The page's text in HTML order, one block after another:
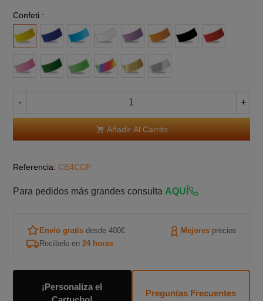
Confeti :
Amarillo
Azul
Azul
Claro
Blanco Morado Naranja Negro Rojo
Rosa Verde Verde MulticolorOro Plata
- +
Añadir Al Carrito
Referencia: CE4CCP
Para pedidos más grandes consulta AQUÍ
Envío gratisdesde 400€ Mejores precios
Recíbelo en 24 horas
¡Personaliza el
Preguntas Frecuentes